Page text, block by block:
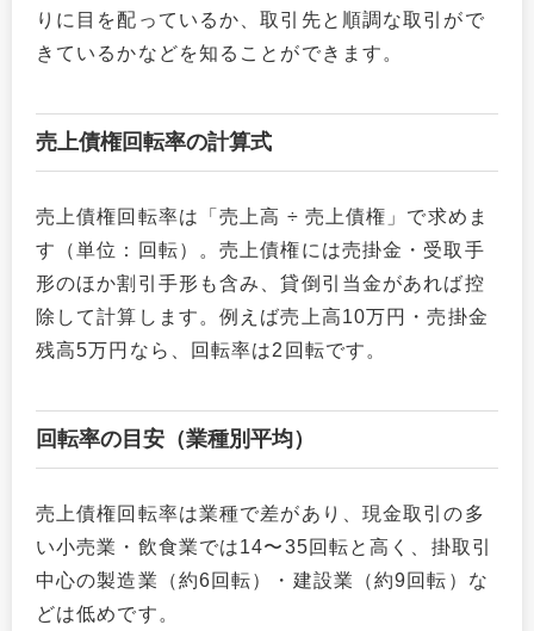
りに目を配っているか、取引先と順調な取引がで
きているかなどを知ることができます。
売上債権回転率の計算式
売上債権回転率は「売上高 ÷ 売上債権」で求めま
す（単位：回転）。売上債権には売掛金・受取手
形のほか割引手形も含み、貸倒引当金があれば控
除して計算します。例えば売上高10万円・売掛金
残高5万円なら、回転率は2回転です。
回転率の目安（業種別平均）
売上債権回転率は業種で差があり、現金取引の多
い小売業・飲食業では14〜35回転と高く、掛取引
中心の製造業（約6回転）・建設業（約9回転）な
どは低めです。